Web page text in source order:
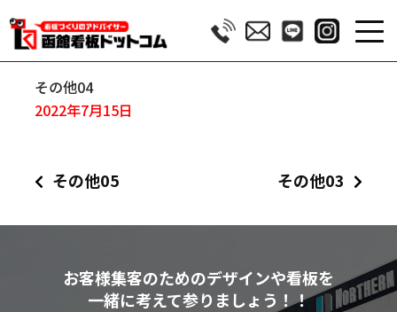
その他04
2022年7月15日
その他05 その他03
お客様集客のためのデザインや看板を
一緒に考えて参りましょう！！